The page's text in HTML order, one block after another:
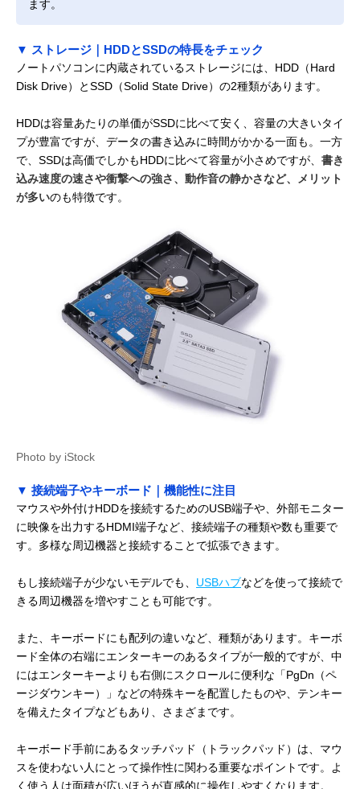
ます。
▼ ストレージ｜HDDとSSDの特長をチェック
ノートパソコンに内蔵されているストレージには、HDD（Hard
Disk Drive）とSSD（Solid State Drive）の2種類があります。
HDDは容量あたりの単価がSSDに比べて安く、容量の大きいタイ
プが豊富ですが、データの書き込みに時間がかかる一面も。一方
で、SSDは高価でしかもHDDに比べて容量が小さめですが、 書き
込み速度の速さや衝撃への強さ、動作音の静かさなど、メリット
が多いのも特徴です。
Photo by iStock
▼ 接続端子やキーボード｜機能性に注目
マウスや外付けHDDを接続するためのUSB端子や、外部モニター
に映像を出力するHDMI端子など、接続端子の種類や数も重要で
す。多様な周辺機器と接続することで拡張できます。
もし接続端子が少ないモデルでも、 USBハブなどを使って接続で
きる周辺機器を増やすことも可能です。
また、キーボードにも配列の違いなど、種類があります。キーボ
ード全体の右端にエンターキーのあるタイプが一般的ですが、中
にはエンターキーよりも右側にスクロールに便利な「PgDn（ペ
ージダウンキー）」などの特殊キーを配置したものや、テンキー
を備えたタイプなどもあり、さまざまです。
キーボード手前にあるタッチパッド（トラックパッド）は、マウ
スを使わない人にとって操作性に関わる重要なポイントです。よ
く使う人は面積が広いほうが直感的に操作しやすくなります。